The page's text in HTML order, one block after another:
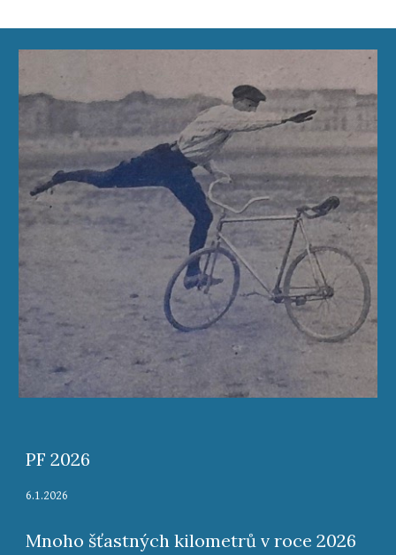
PF 2026
6.1.2026
Mnoho šťastných kilometrů v roce 2026